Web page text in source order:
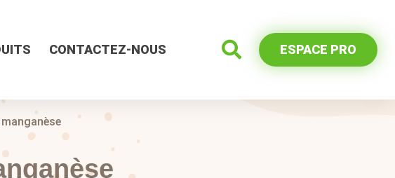
CONTACTEZ-NOUS ESPACE PRO